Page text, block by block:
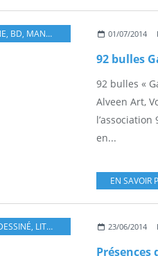
, BD, MANGA ,DESSINATEUR
01/07/2014
92 bulles
92 bulles «
Alveen Art,
en...
EN SAVOIR
, LITTERATURE LIVRES,CINÉMA
23/06/2014
Présences